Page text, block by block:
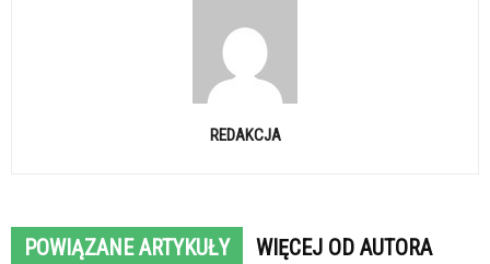
REDAKCJA
POWIĄZANE ARTYKUŁY WIĘCEJ OD AUTORA